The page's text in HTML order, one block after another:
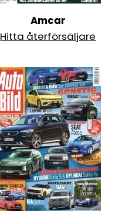
Amcar
Hitta återförsäljare